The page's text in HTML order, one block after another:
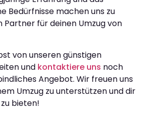
Bedürfnisse machen uns zu
Partner für deinen Umzug von
von unseren günstigen
und kontaktiere uns noch
Angebot. Wir freuen uns
Umzug zu unterstützen und dir
bieten!